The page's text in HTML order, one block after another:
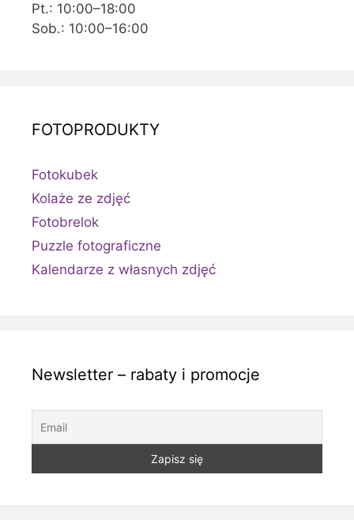
Pt.: 10:00–18:00
Sob.: 10:00–16:00
FOTOPRODUKTY
Fotokubek
Kolaże ze zdjęć
Fotobrelok
Puzzle fotograficzne
Kalendarze z własnych zdjęć
Newsletter – rabaty i promocje